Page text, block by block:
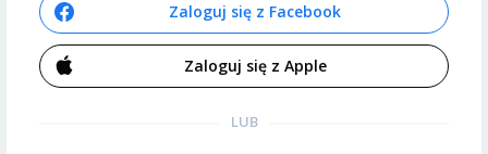
Zaloguj się z Facebook
Zaloguj się z Apple
LUB